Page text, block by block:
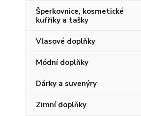
Šperkovnice, kosmetické
kufříky a tašky
Vlasové doplňky
Módní doplňky
Dárky a suvenýry
Zimní doplňky